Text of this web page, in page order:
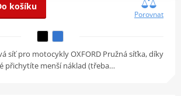
košíku
Porovnat
síť pro motocykly OXFORD Pružná síťka, díky
přichytíte menší náklad (třeba…